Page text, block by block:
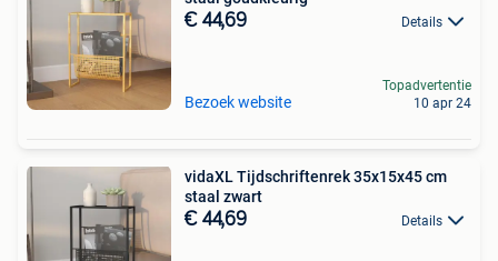
€ 44,69 Details
Bezoek website
Topadvertentie
10 apr 24
vidaXL Tijdschriftenrek 35x15x45 cm
staal zwart
€ 44,69 Details